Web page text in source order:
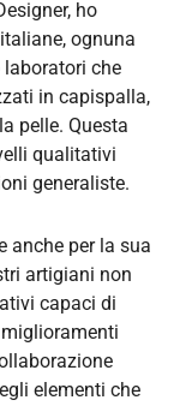
ho
ognuna
che
in capispalla,
pelle. Questa
qualitativi
generaliste.
anche per la sua
artigiani non
capaci di
elementi che